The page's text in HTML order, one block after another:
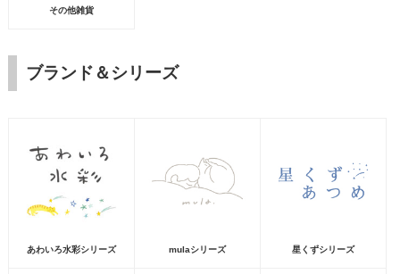
その他雑貨
ブランド＆シリーズ
あわいろ水彩シリーズ mulaシリーズ 星くずシリーズ